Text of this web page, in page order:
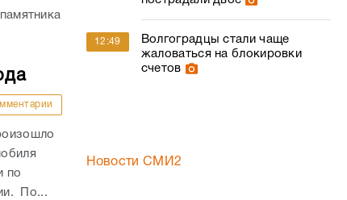
по
По...
12:49
Волгоградцы стали чаще
жаловаться на блокировки
счетов
Новости СМИ2